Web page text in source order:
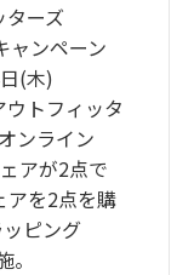
ーズ
ャンペーン
(木)
トフィッタ
ンライン
アが2点で
アを2点を購
ピング